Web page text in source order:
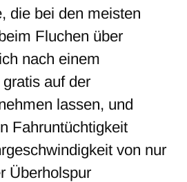
die bei den meisten
Fluchen über
nach einem
auf der
lassen, und
Fahruntüchtigkeit
von nur
Überholspur